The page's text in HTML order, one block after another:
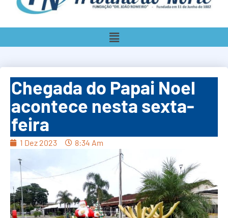
Chegada do Papai Noel
acontece nesta sexta-
feira
1 Dez 2023 8:34 Am